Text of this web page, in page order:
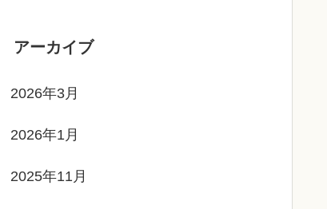
アーカイブ
2026年3月
2026年1月
2025年11月